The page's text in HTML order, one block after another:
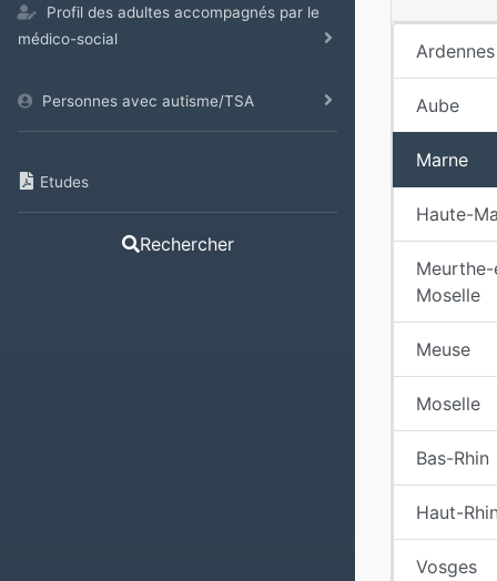
Profil des adultes accompagnés par le
médico-social
Personnes avec autisme/TSA
Etudes
Rechercher
Ardennes
Aube
Marne
Haute-
Moselle
Meuse
Moselle
Bas-Rhin
Haut-
Vosges